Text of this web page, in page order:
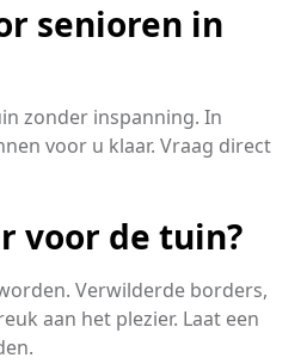
senioren in
zonder inspanning. In
voor u klaar. Vraag direct
voor de tuin?
Verwilderde borders,
aan het plezier. Laat een